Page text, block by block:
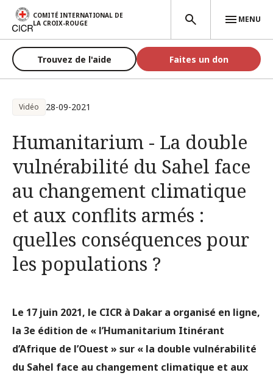
Aller au contenu principal
COMITÉ INTERNATIONAL DE
LA CROIX-ROUGE
MENU
Trouvez de l'aide Faites un don
Vidéo 28-09-2021
Humanitarium - La double
vulnérabilité du Sahel face
au changement climatique
et aux conflits armés :
quelles conséquences pour
les populations ?
Le 17 juin 2021, le CICR à Dakar a organisé en ligne,
la 3e édition de « l’Humanitarium Itinérant
d’Afrique de l’Ouest » sur « la double vulnérabilité
du Sahel face au changement climatique et aux